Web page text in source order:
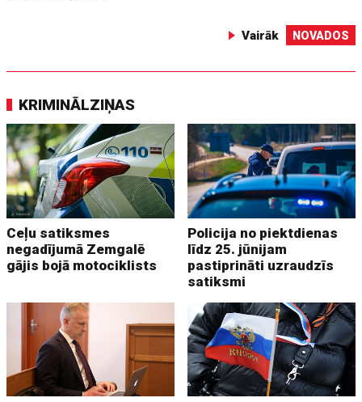
Vairāk NOVADOS
KRIMINĀLZIŅAS
Ceļu satiksmes
negadījumā Zemgalē
gājis bojā motociklists
Policija no piektdienas
līdz 25. jūnijam
pastiprināti uzraudzīs
satiksmi